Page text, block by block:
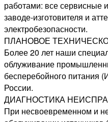
работами: все
заводе-изготовителя и
электробезопасности.
ПЛАНОВОЕ
Более 20 лет наши
облуживание
бесперебойного питания
России.
ДИАГНОСТИКА
При несвоевременном и